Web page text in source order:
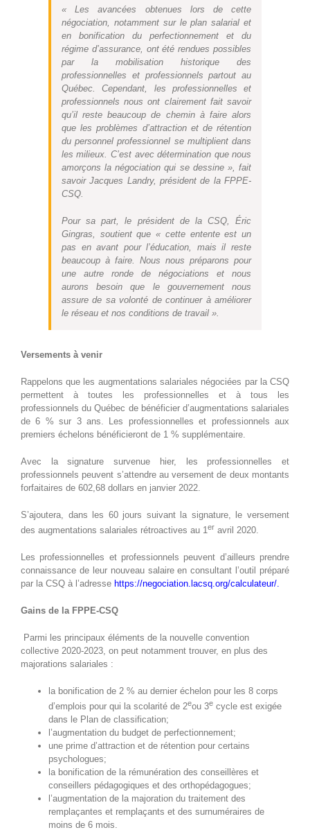
« Les avancées obtenues lors de cette
négociation, notamment sur le plan salarial et
en bonification du perfectionnement et du
régime d’assurance, ont été rendues possibles
par la mobilisation historique des
professionnelles et professionnels partout au
Québec. Cependant, les professionnelles et
professionnels nous ont clairement fait savoir
qu’il reste beaucoup de chemin à faire alors
que les problèmes d’attraction et de rétention
du personnel professionnel se multiplient dans
les milieux. C’est avec détermination que nous
amorçons la négociation qui se dessine », fait
savoir Jacques Landry, président de la FPPE-
CSQ.
Pour sa part, le président de la CSQ, Éric
Gingras, soutient que « cette entente est un
pas en avant pour l’éducation, mais il reste
beaucoup à faire. Nous nous préparons pour
une autre ronde de négociations et nous
aurons besoin que le gouvernement nous
assure de sa volonté de continuer à améliorer
le réseau et nos conditions de travail ».
Versements à venir
Rappelons que les augmentations salariales négociées par la CSQ
permettent à toutes les professionnelles et à tous les
professionnels du Québec de bénéficier d’augmentations salariales
de 6 % sur 3 ans. Les professionnelles et professionnels aux
premiers échelons bénéficieront de 1 % supplémentaire.
Avec la signature survenue hier, les professionnelles et
professionnels peuvent s’attendre au versement de deux montants
forfaitaires de 602,68 dollars en janvier 2022.
S’ajoutera, dans les 60 jours suivant la signature, le versement
des augmentations salariales rétroactives au 1er avril 2020.
Les professionnelles et professionnels peuvent d’ailleurs prendre
connaissance de leur nouveau salaire en consultant l’outil préparé
par la CSQ à l’adresse https://negociation.lacsq.org/calculateur/.
Gains de la FPPE-CSQ
Parmi les principaux éléments de la nouvelle convention
collective 2020‑2023, on peut notamment trouver, en plus des
majorations salariales :
la bonification de 2 % au dernier échelon pour les 8 corps
d’emplois pour qui la scolarité de 2eou 3ecycle est exigée
dans le Plan de classification;
l’augmentation du budget de perfectionnement;
une prime d’attraction et de rétention pour certains
psychologues;
la bonification de la rémunération des conseillères et
conseillers pédagogiques et des orthopédagogues;
l’augmentation de la majoration du traitement des
remplaçantes et remplaçants et des surnuméraires de
moins de 6 mois.